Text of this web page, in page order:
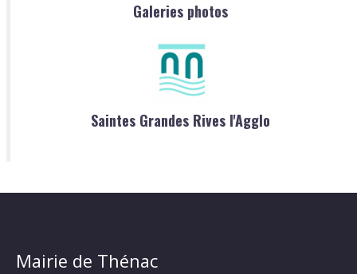
Galeries photos
Saintes Grandes Rives l'Agglo
Mairie de Thénac